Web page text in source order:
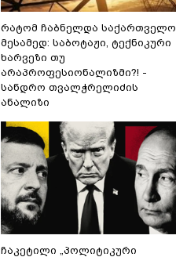
რატომ ჩაბნელდა საქართველო
მესამედ: საბოტაჟი, ტექნიკური
ხარვეზი თუ
არაპროფესიონალიზმი?! -
სანდრო თვალჭრელიძის
ანალიზი
ჩაკეტილი „პოლიტიკური